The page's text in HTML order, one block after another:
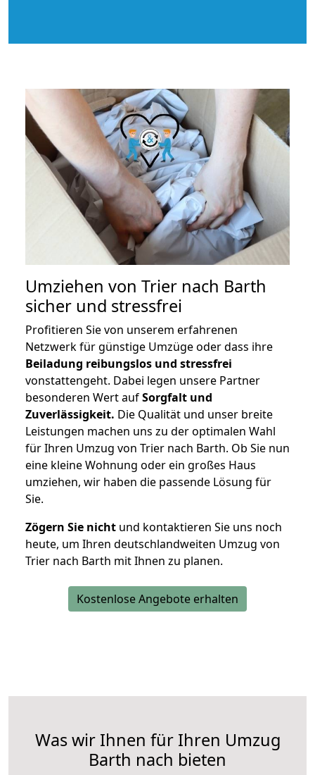
Umziehen von Trier nach Barth
sicher und stressfrei
Profitieren Sie von unserem erfahrenen
Netzwerk für günstige Umzüge oder dass ihre
Beiladung reibungslos und stressfrei
vonstattengeht. Dabei legen unsere Partner
besonderen Wert aufSorgfalt und
Zuverlässigkeit. Die Qualität und unser breite
Leistungen machen uns zu der optimalen Wahl
für Ihren Umzug von Trier nach Barth. Ob Sie nun
eine kleine Wohnung oder ein großes Haus
umziehen, wir haben die passende Lösung für
Sie.
Zögern Sie nicht und kontaktieren Sie uns noch
heute, um Ihren deutschlandweiten Umzug von
Trier nach Barth mit Ihnen zu planen.
Kostenlose Angebote erhalten
Was wir Ihnen für Ihren Umzug
Barth nach bieten